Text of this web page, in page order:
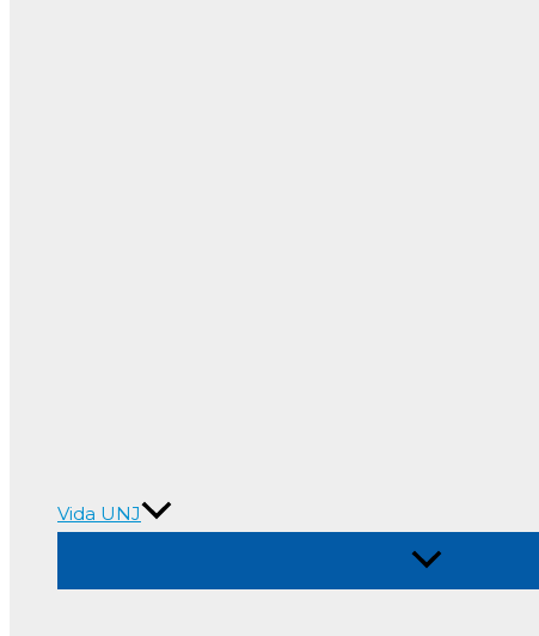
Vida UNJ
Alternar